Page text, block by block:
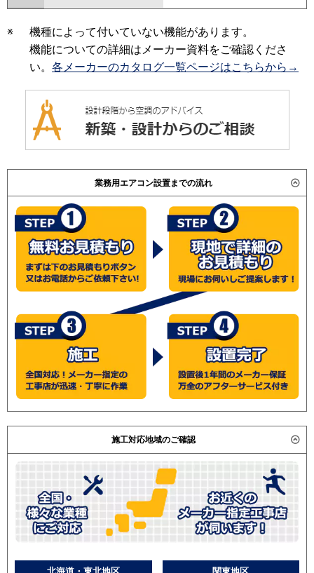
※
機種によって付いていない機能があります。
機能についての詳細はメーカー資料をご確認くださ
い。 各メーカーのカタログ一覧ページはこちらから→
業務用エアコン設置までの流れ
施工対応地域のご確認